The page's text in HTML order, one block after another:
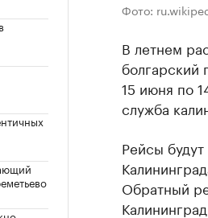
Фото:
В летнем
болгарский
15 июня по
служба
Рейсы
Обратный